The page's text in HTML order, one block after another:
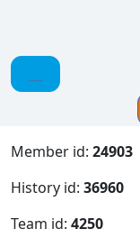
Member id: 24903
History id: 36960
Team id: 4250